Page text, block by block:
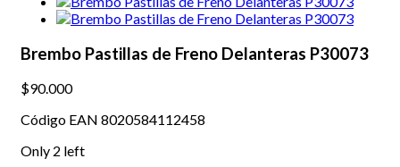
Brembo Pastillas de Freno Delanteras P30073
$90.000
Código EAN 8020584112458
Only 2 left